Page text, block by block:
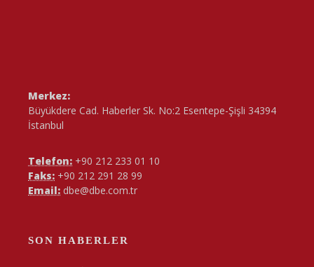
Merkez:
Büyükdere Cad. Haberler Sk. No:2 Esentepe-Şişli 34394
İstanbul
Telefon: +90 212 233 01 10
Faks: +90 212 291 28 99
Email: dbe@dbe.com.tr
SON HABERLER